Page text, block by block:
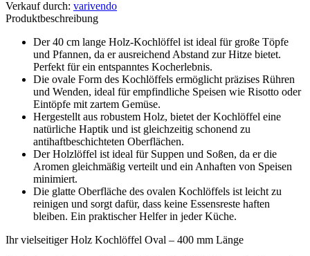
Verkauf durch: varivendo
Produktbeschreibung
Der 40 cm lange Holz-Kochlöffel ist ideal für große Töpfe
und Pfannen, da er ausreichend Abstand zur Hitze bietet.
Perfekt für ein entspanntes Kocherlebnis.
Die ovale Form des Kochlöffels ermöglicht präzises Rühren
und Wenden, ideal für empfindliche Speisen wie Risotto oder
Eintöpfe mit zartem Gemüse.
Hergestellt aus robustem Holz, bietet der Kochlöffel eine
natürliche Haptik und ist gleichzeitig schonend zu
antihaftbeschichteten Oberflächen.
Der Holzlöffel ist ideal für Suppen und Soßen, da er die
Aromen gleichmäßig verteilt und ein Anhaften von Speisen
minimiert.
Die glatte Oberfläche des ovalen Kochlöffels ist leicht zu
reinigen und sorgt dafür, dass keine Essensreste haften
bleiben. Ein praktischer Helfer in jeder Küche.
Ihr vielseitiger Holz Kochlöffel Oval – 400 mm Länge